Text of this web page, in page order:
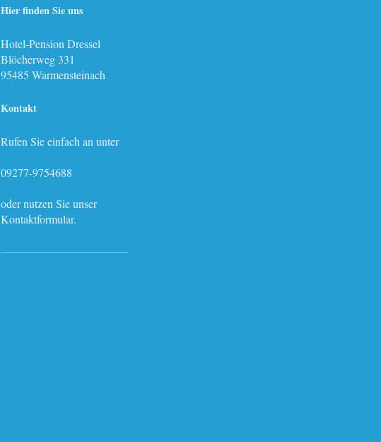
Hier finden Sie uns
Hotel-Pension Dressel
Blöcherweg 331
95485 Warmensteinach
Kontakt
Rufen Sie einfach an unter
09277-9754688
oder nutzen Sie unser
Kontaktformular.